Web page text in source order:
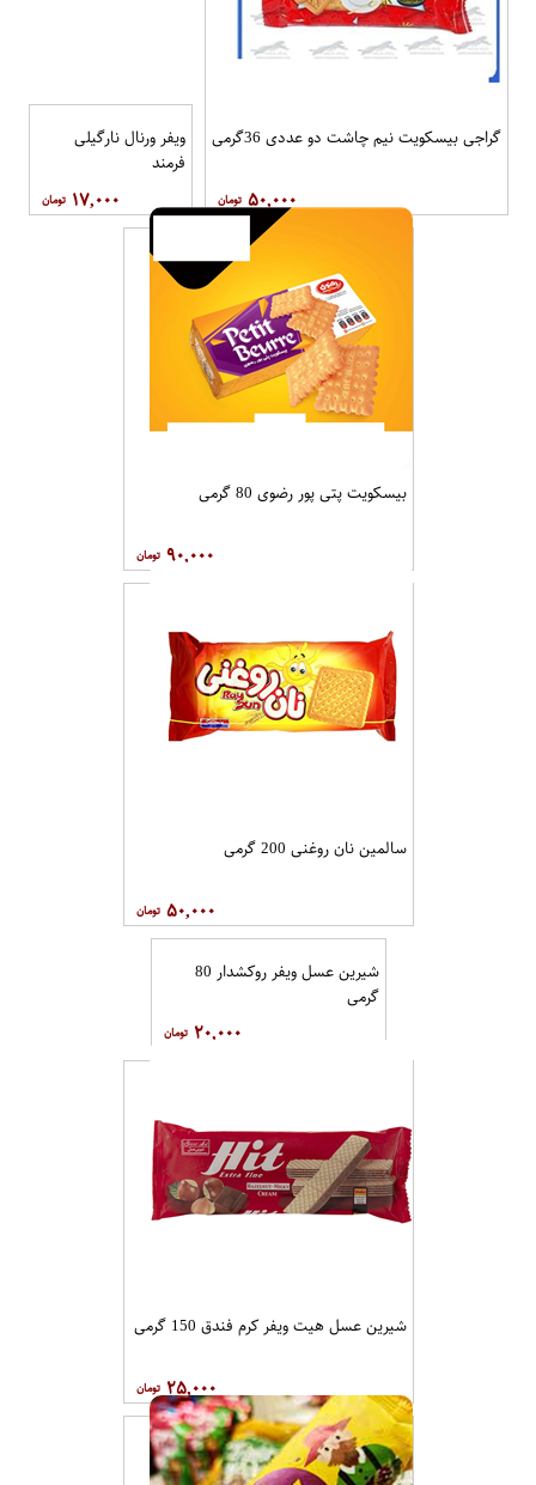
گراجی بیسکویت نیم چاشت دو عددی 36گرمی
۵۰,۰۰۰
ویفر ورنال نارگیلی
فرمند
۱۷,۰۰۰
بیسکویت پتی پور رضوی 80 گرمی
۹۰,۰۰۰
سالمین نان روغنی 200 گرمی
۵۰,۰۰۰
شیرین عسل ویفر روکشدار 80
گرمی
۲۰,۰۰۰
شیرین عسل هیت ویفر کرم فندق 150 گرمی
۲۵,۰۰۰